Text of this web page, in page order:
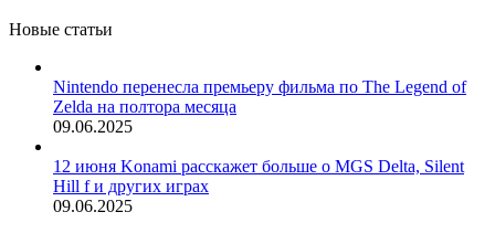
Новые статьи
Nintendo перенесла премьеру фильма по The Legend of
Zelda на полтора месяца
09.06.2025
12 июня Konami расскажет больше о MGS Delta, Silent
Hill f и других играх
09.06.2025